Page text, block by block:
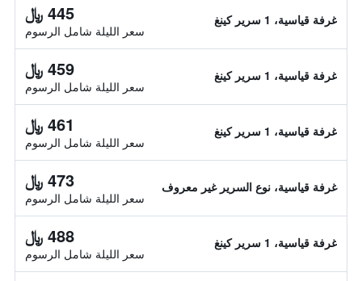
غرفة قياسية، 1 سرير كينغ 445 ﷼
سعر الليلة شامل الرسوم
غرفة قياسية، 1 سرير كينغ 459 ﷼
سعر الليلة شامل الرسوم
غرفة قياسية، 1 سرير كينغ 461 ﷼
سعر الليلة شامل الرسوم
غرفة قياسية، نوع السرير غير معروف 473 ﷼
سعر الليلة شامل الرسوم
غرفة قياسية، 1 سرير كينغ 488 ﷼
سعر الليلة شامل الرسوم